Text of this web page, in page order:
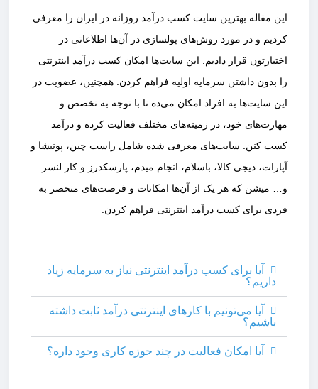
این مقاله بهترین سایت کسب درآمد روزانه در ایران را معرفی
کردیم و در مورد روش‌های پولسازی در آن‌ها اطلاعاتی در
اختیارتون قرار دادیم. این سایت‌ها امکان کسب درآمد اینترنتی
را بدون داشتن سرمایه اولیه فراهم کردن. همچنین، عضویت در
این سایت‌ها به افراد امکان می‌ده تا با توجه به تخصص و
مهارت‌های خود، در زمینه‌های مختلف فعالیت کرده و درآمد
کسب کنن. سایت‌های معرفی شده شامل راست چین، پونیشا و
آپارات، دیجی کالا، باسلام، انجام میدم، پارسکدرز و کار لنسر
و… میشن که هر یک از آن‌ها امکانات و فرصت‌های منحصر به
فردی برای کسب درآمد اینترنتی فراهم کردن.
آیا برای کسب درآمد اینترنتی نیاز به سرمایه زیاد
داریم؟
آیا می‌تونیم با کارهای اینترنتی درآمد ثابت داشته
باشیم؟
آیا امکان فعالیت در چند حوزه کاری وجود داره؟